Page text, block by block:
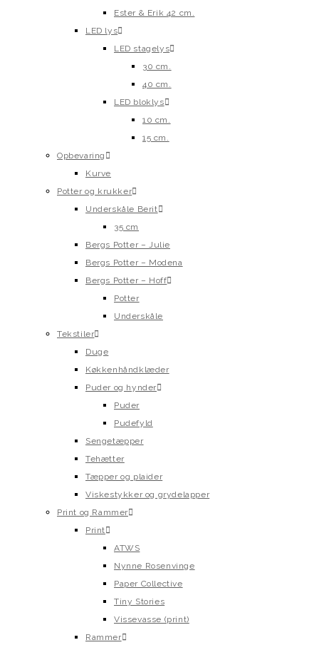
Ester & Erik 42 cm.
LED lys
LED stagelys
30 cm.
40 cm.
LED bloklys
10 cm.
15 cm.
Opbevaring
Kurve
Potter og krukker
Underskåle Berit
35 cm
Bergs Potter – Julie
Bergs Potter – Modena
Bergs Potter – Hoff
Potter
Underskåle
Tekstiler
Duge
Køkkenhåndklæder
Puder og hynder
Puder
Pudefyld
Sengetæpper
Tehætter
Tæpper og plaider
Viskestykker og grydelapper
Print og Rammer
Print
ATWS
Nynne Rosenvinge
Paper Collective
Tiny Stories
Vissevasse (print)
Rammer